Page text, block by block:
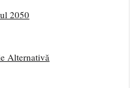
2050
Alternativă